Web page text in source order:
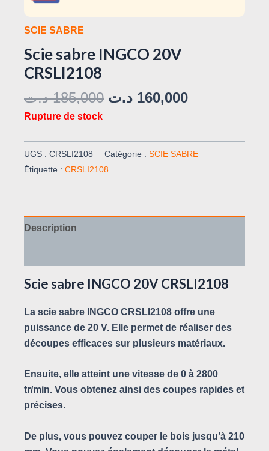
SCIE SABRE
Scie sabre INGCO 20V
CRSLI2108
185,000 د.ت 160,000 د.ت
Rupture de stock
UGS : CRSLI2108 Catégorie : SCIE SABRE
Étiquette : CRSLI2108
Description
Scie sabre INGCO 20V CRSLI2108
La scie sabre INGCO CRSLI2108 offre une
puissance de 20 V. Elle permet de réaliser des
découpes efficaces sur plusieurs matériaux.
Ensuite, elle atteint une vitesse de 0 à 2800
tr/min. Vous obtenez ainsi des coupes rapides et
précises.
De plus, vous pouvez couper le bois jusqu’à 210